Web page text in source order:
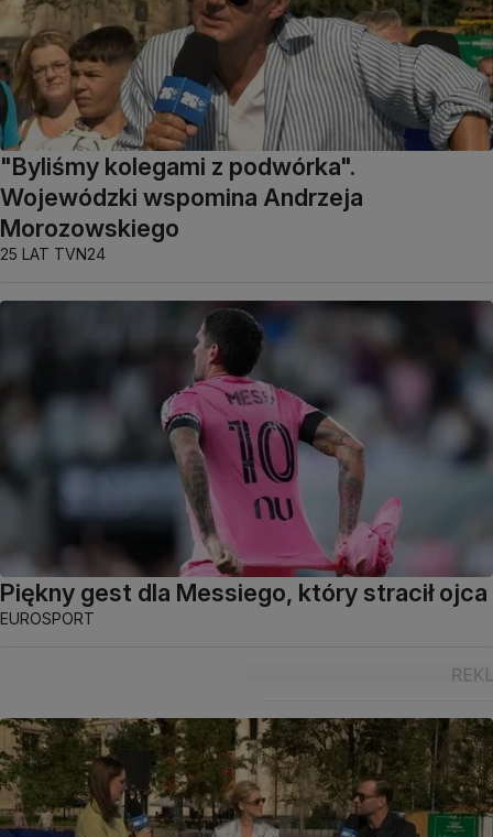
"Byliśmy kolegami z podwórka".
Wojewódzki wspomina Andrzeja
Morozowskiego
25 LAT TVN24
Piękny gest dla Messiego, który stracił ojca
EUROSPORT